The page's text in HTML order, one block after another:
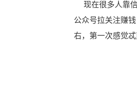
现在很多人靠信
公众号拉关注赚
右，第一次感觉忒